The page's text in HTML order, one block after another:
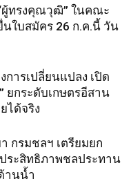
ผู้ทรงคุณวุฒิ” ในคณะ
นใบสมัคร 26 ก.ค.นี้ วัน
การเปลี่ยนแปลง เปิด
ยกระดับเกษตรอีสาน
ได้จริง
กรมชลฯ เตรียมยก
ประสิทธิภาพชลประทาน
านน้ำ